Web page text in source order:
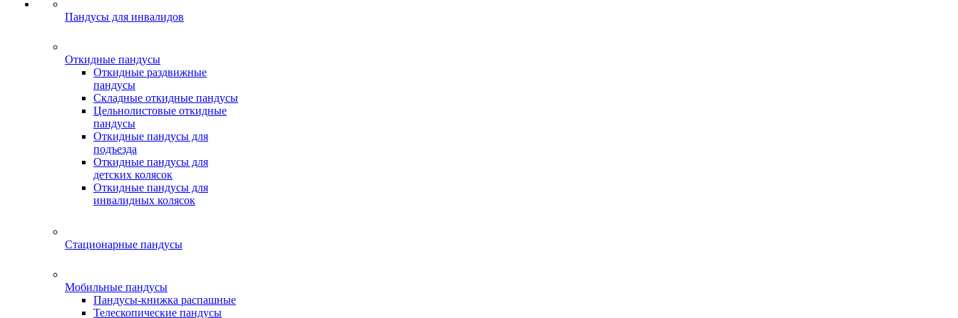
Пандусы для инвалидов
Откидные пандусы
Откидные раздвижные
пандусы
Складные откидные пандусы
Цельнолистовые откидные
пандусы
Откидные пандусы для
подъезда
Откидные пандусы для
детских колясок
Откидные пандусы для
инвалидных колясок
Стационарные пандусы
Мобильные пандусы
Пандусы-книжка распашные
Телескопические пандусы